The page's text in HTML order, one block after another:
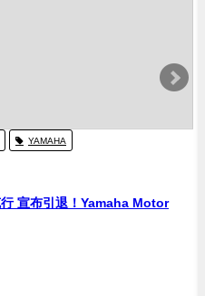
YAMAHA
行 宣布引退！Yamaha Motor